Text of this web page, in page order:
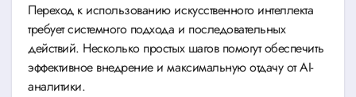
Переход к использованию искусственного интеллекта
требует системного подхода и последовательных
действий. Несколько простых шагов помогут обеспечить
эффективное внедрение и максимальную отдачу от AI-
аналитики.